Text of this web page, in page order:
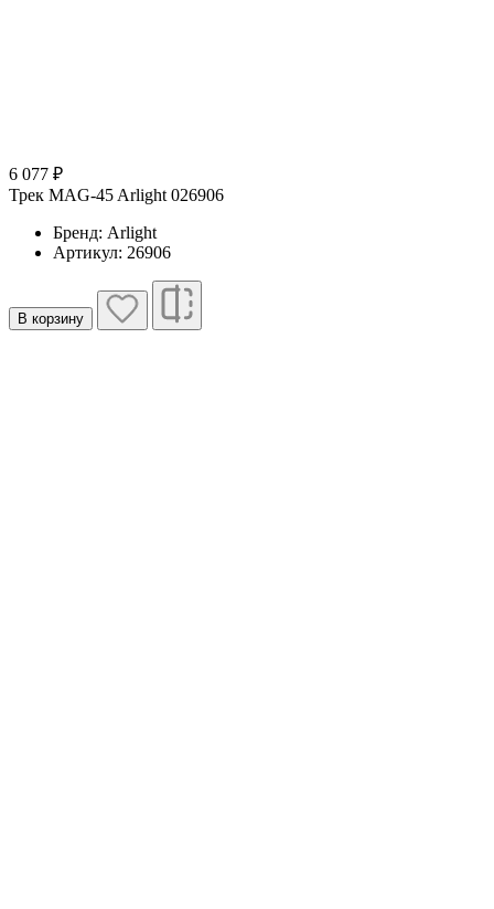
6 077 ₽
Трек MAG-45 Arlight 026906
Бренд: Arlight
Артикул: 26906
В корзину